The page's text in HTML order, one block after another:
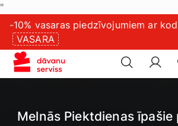
"
-10% vasaras piedzīvojumiem ar
VASARA
Melnās Piektdienas īpašie
iestatījumus